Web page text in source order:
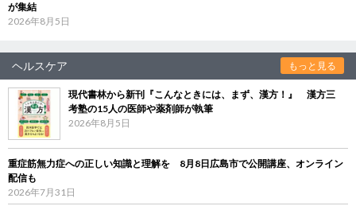
が集結
2026年8月5日
ヘルスケア もっと見る
現代書林から新刊『こんなときには、まず、漢方！』 漢方三
考塾の15人の医師や薬剤師が執筆
2026年8月5日
重症筋無力症への正しい知識と理解を 8月8日広島市で公開講座、オンライン
配信も
2026年7月31日